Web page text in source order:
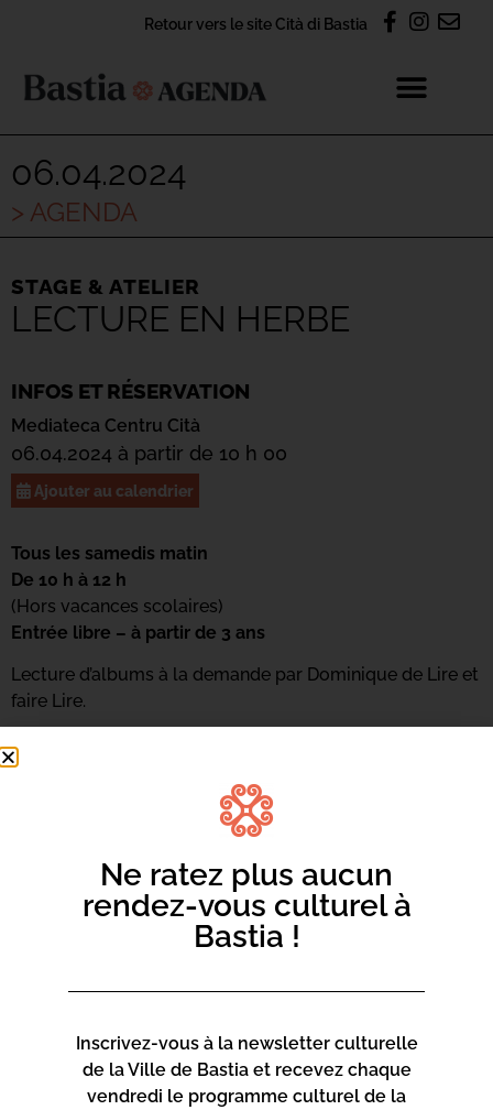
Retour vers le site Cità di Bastia
06.04.2024
> AGENDA
STAGE & ATELIER
LECTURE EN HERBE
INFOS ET RÉSERVATION
Mediateca Centru Cità
06.04.2024 à partir de 10 h 00
Ajouter au calendrier
Tous les samedis matin
De 10 h à 12 h
(Hors vacances scolaires)
Entrée libre – à partir de 3 ans
Lecture d’albums à la demande par Dominique de Lire et
faire Lire.
Pour s’inscrire : 04 95 58 46 05
Ou par mail : mediateca-centrucita@bastia.corsica
Ne ratez plus aucun
rendez-vous culturel à
Bastia !
Inscrivez-vous à la newsletter culturelle
de la Ville de Bastia et recevez chaque
vendredi le programme culturel de la